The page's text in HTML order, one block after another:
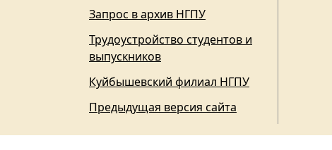
Запрос в архив НГПУ
Трудоустройство студентов и
выпускников
Куйбышевский филиал НГПУ
Предыдущая версия сайта